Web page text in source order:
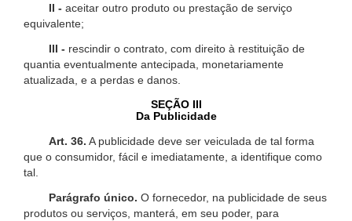
II - aceitar outro produto ou prestação de serviço
equivalente;
III - rescindir o contrato, com direito à restituição de
quantia eventualmente antecipada, monetariamente
atualizada, e a perdas e danos.
SEÇÃO III
Da Publicidade
Art. 36. A publicidade deve ser veiculada de tal forma
que o consumidor, fácil e imediatamente, a identifique como
tal.
Parágrafo único. O fornecedor, na publicidade de seus
produtos ou serviços, manterá, em seu poder, para